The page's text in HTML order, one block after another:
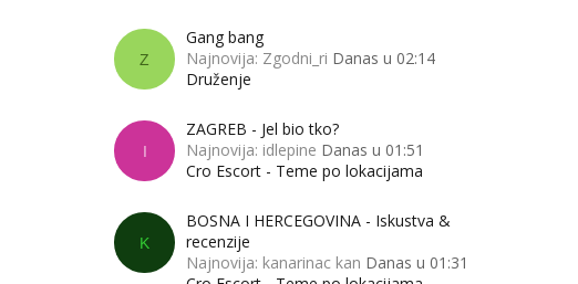
Z
Gang bang
Najnovija: Zgodni_ri Danas u 02:14
Druženje
I
ZAGREB - Jel bio tko?
Najnovija: idlepine Danas u 01:51
Cro Escort - Teme po lokacijama
K
BOSNA I HERCEGOVINA - Iskustva &
recenzije
Najnovija: kanarinac kan Danas u 01:31